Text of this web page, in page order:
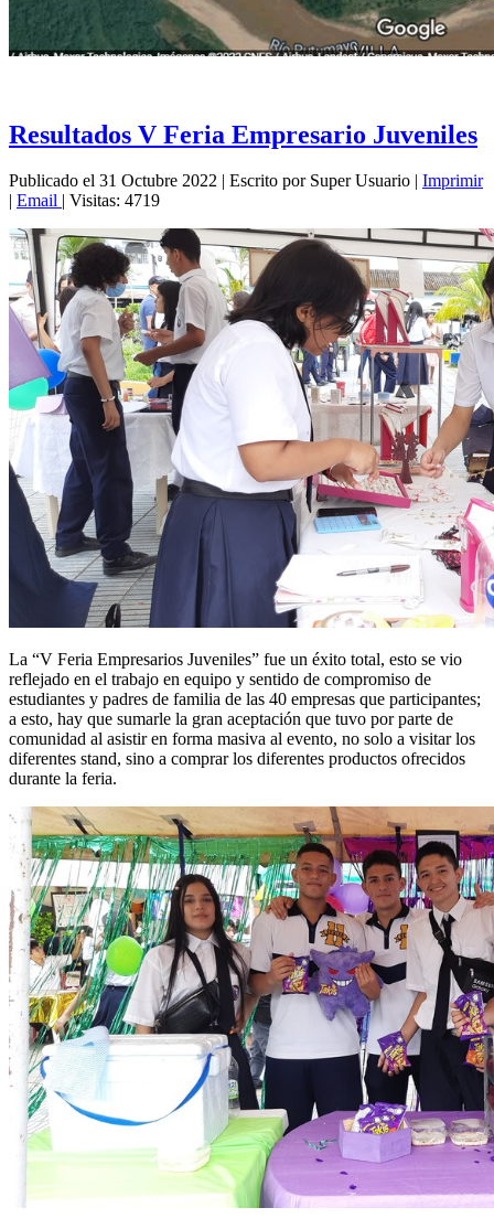
Resultados V Feria Empresario Juveniles
Publicado el 31 Octubre 2022 | Escrito por Super Usuario | Imprimir
| Email | Visitas: 4719
La “V Feria Empresarios Juveniles” fue un éxito total, esto se vio
reflejado en el trabajo en equipo y sentido de compromiso de
estudiantes y padres de familia de las 40 empresas que participantes;
a esto, hay que sumarle la gran aceptación que tuvo por parte de
comunidad al asistir en forma masiva al evento, no solo a visitar los
diferentes stand, sino a comprar los diferentes productos ofrecidos
durante la feria.